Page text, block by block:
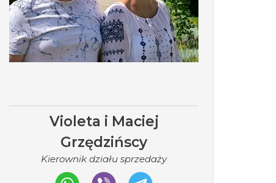
Violeta i Maciej
Grzędzińscy
Kierownik działu sprzedaży